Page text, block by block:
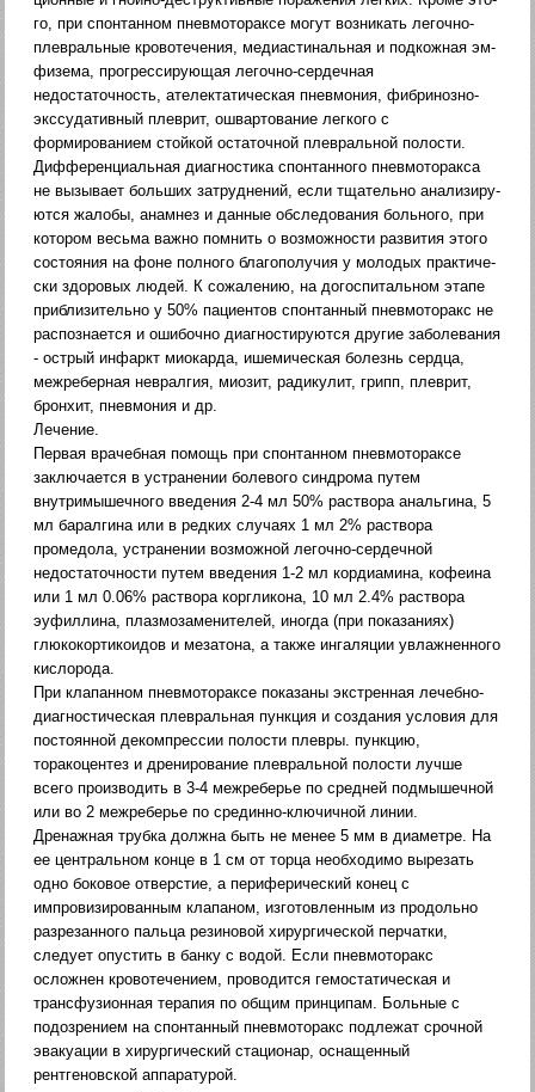
го, при спонтанном пневмотораксе могут возникать легочно-
плевральные кровотечения, медиастинальная и подкожная эм­
физема, прогрессирующая легочно-сердечная
недостаточность, ателектатическая пневмония, фибринозно-
экссудативный плев­рит, ошвартование легкого с
формированием стойкой остаточ­ной плевральной полости.
Дифференциальная диагностика спонтанного пневмоторакса
не вызывает больших затруднений, если тщательно анализиру­
ются жалобы, анамнез и данные обследования больного, при
котором весьма важно помнить о возможности развития этого
состояния на фоне полного благополучия у молодых практиче­
ски здоровых людей. К сожалению, на догоспитальном этапе
приблизительно у 50% пациентов спонтанный пневмоторакс не
распознается и ошибочно диагностируются другие заболевания
- острый инфаркт миокарда, ишемическая болезнь сердца,
межреберная невралгия, миозит, радикулит, грипп, плеврит,
бронхит, пневмония и др.
Лечение.
Первая врачебная помощь при спонтанном пневмотораксе
заключается в устранении болевого синдрома путем
внутримышечного введения 2-4 мл 50% раствора анальгина, 5
мл баралгина или в редких случаях 1 мл 2% раствора
промедола, устранении возможной легочно-сердечной
недостаточности путем введения 1-2 мл кордиамина, кофеина
или 1 мл 0.06% раствора коргликона, 10 мл 2.4% раствора
эуфиллина, плазмозаменителей, иногда (при показаниях)
глюкокортикоидов и мезатона, а также ингаляции увлажненного
кислорода.
При клапанном пневмотораксе показаны экстренная лечебно-
диагностическая плевральная пункция и создания условия для
постоянной декомпрессии полости плевры. пункцию,
торакоцентез и дренирование плевральной полости лучше
всего производить в 3-4 межреберье по средней подмышечной
или во 2 межреберье по срединно-ключичной линии.
Дренажная трубка должна быть не менее 5 мм в диаметре. На
ее центральном конце в 1 см от торца необходимо вырезать
одно боковое отверстие, а периферический конец с
импровизированным клапаном, изготовленным из продольно
разрезанного пальца резиновой хирургической перчатки,
следует опустить в банку с водой. Если пневмоторакс
осложнен кровотечением, проводится гемостатическая и
трансфузионная терапия по общим принципам. Больные с
подозрением на спонтанный пневмоторакс подлежат срочной
эвакуации в хирургический ста­ционар, оснащенный
рентгеновской аппаратурой.